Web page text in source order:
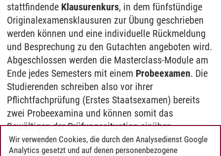
stattfindende Klausurenkurs, in dem fünfstündige
Originalexamensklausuren zur Übung geschrieben
werden können und eine individuelle Rückmeldung
und Besprechung zu den Gutachten angeboten wird.
Abgeschlossen werden die Masterclass-Module am
Ende jedes Semesters mit einem Probeexamen. Die
Studierenden schreiben also vor ihrer
Pflichtfachprüfung (Erstes Staatsexamen) bereits
zwei Probeexamina und können somit das
Bewältigen der Prüfungssituation einüben.
Begleitend zur Examensvorbereitung besteht die
Möglichkeit, an einemuniversitären
Wir verwenden Cookies, die durch den Analysedienst Google
Analytics gesetzt und auf denen personenbezogene